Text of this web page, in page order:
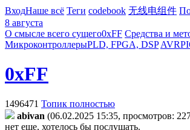
ВходНаше всё Теги codebook 无线电组件
8 августа
О смысле всего сущего0xFF Средства и
МикроконтроллерыPLD, FPGA, DSP AVR
0xFF
1496471 Топик полностью
abivan (06.02.2025 15:35, просмотров:
нет еще, хотелось бы послушать.